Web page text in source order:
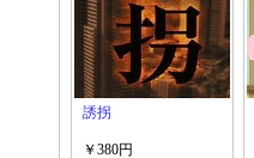
誘拐
￥380円